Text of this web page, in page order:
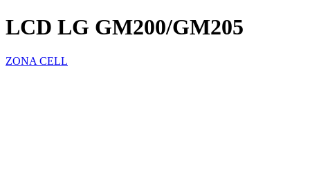
LCD LG GM200/GM205
ZONA CELL